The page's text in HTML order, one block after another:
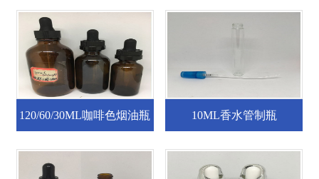
头滴管盖
120/60/30ML咖啡色烟油瓶 10ML香水管制瓶